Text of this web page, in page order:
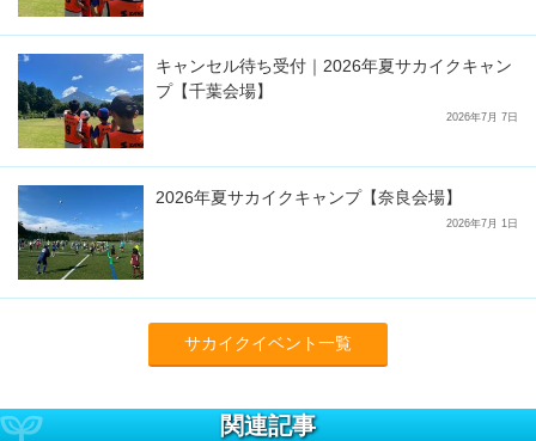
キャンセル待ち受付｜2026年夏サカイクキャン
プ【千葉会場】
2026年7月 7日
2026年夏サカイクキャンプ【奈良会場】
2026年7月 1日
サカイクイベント一覧
関連記事